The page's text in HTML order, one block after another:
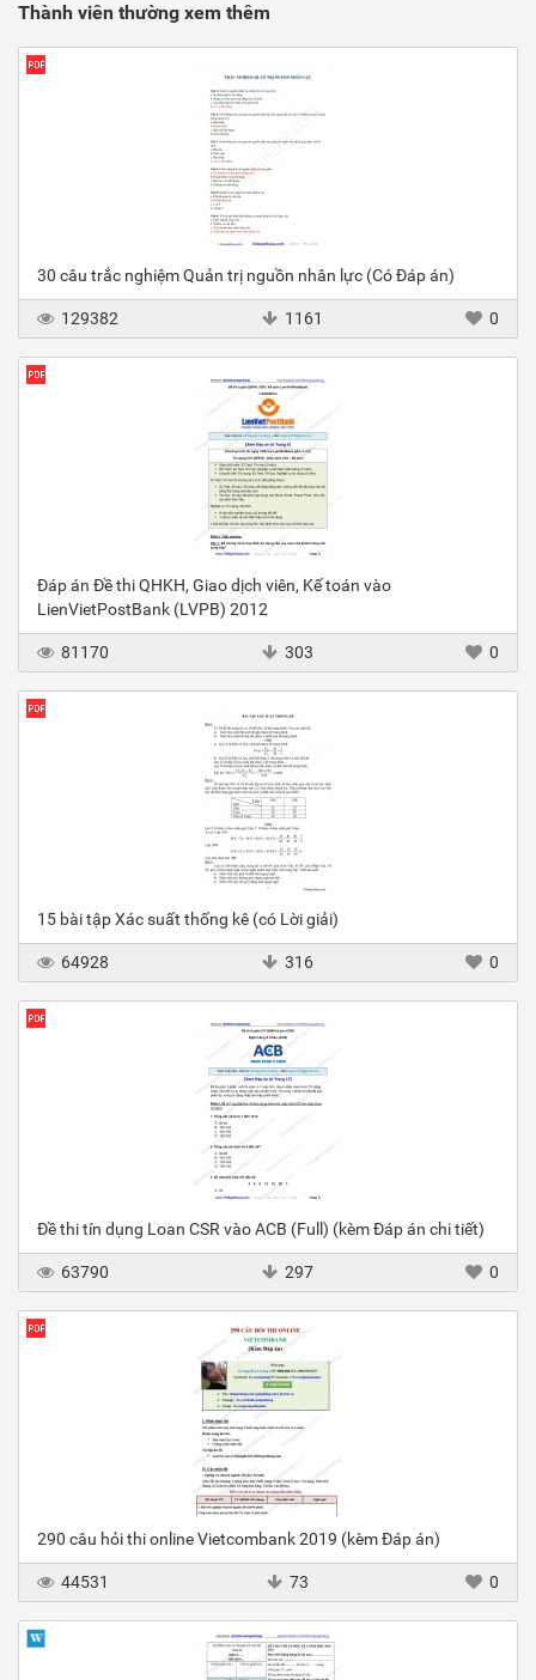
Thành viên thường xem thêm
30 câu trắc nghiệm Quản trị nguồn nhân lực (Có Đáp án)
129382 1161 0
Đáp án Đề thi QHKH, Giao dịch viên, Kế toán vào
LienVietPostBank (LVPB) 2012
81170 303 0
15 bài tập Xác suất thống kê (có Lời giải)
64928 316 0
Đề thi tín dụng Loan CSR vào ACB (Full) (kèm Đáp án chi tiết)
63790 297 0
290 câu hỏi thi online Vietcombank 2019 (kèm Đáp án)
44531 73 0